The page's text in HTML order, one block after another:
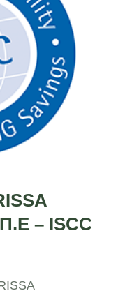
– ISCC